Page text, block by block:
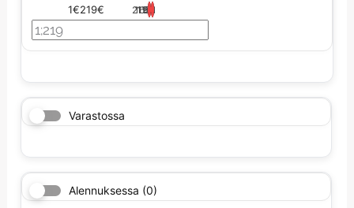
1€219€ 1
56
110
165
219
Varastossa
Alennuksessa (0)